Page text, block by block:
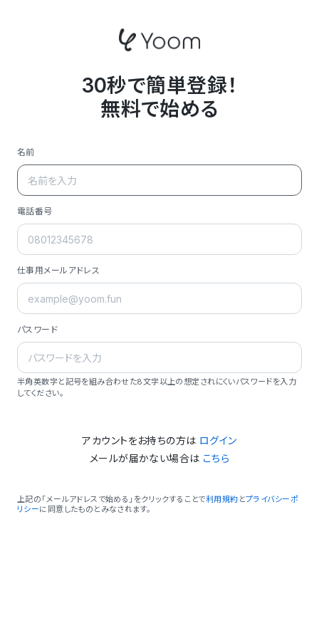
30秒で簡単登録！
無料で始める
名前
電話番号
仕事用メールアドレス
パスワード
半角英数字と記号を組み合わせた8文字以上の想定されにくいパスワードを入力
してください。
アカウントをお持ちの方は ログイン
メールが届かない場合は こちら
上記の「メールアドレスで始める」をクリックすることで利用規約 とプライバシーポ
リシーに同意したものとみなされます。